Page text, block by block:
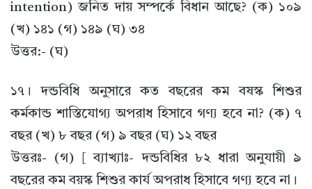
intention) জনিত দায় সম্পর্কে বিধান আছে? (ক) ১০৯
(খ) ১৪১ (গ) ১৪৯ (ঘ) ৩৪
উত্তর:- (ঘ)
১৭। দন্ডবিধি অনুসারে কত বছরের কম বষস্ক শিশুর
কর্মকান্ড শাস্তিযোগ্য অপরাধ হিসাবে গণ্য হবে না? (ক) ৭
বছর (খ) ৮ বছর (গ) ৯ বছর (ঘ) ১২ বছর
উত্তরঃ- (গ) [ ব্যাখ্যাঃ- দন্ডবিধির ৮২ ধারা অনুযায়ী ৯
বছরের কম বয়স্ক শিশুর কার্য অপরাধ হিসাবে গণ্য হবে না।